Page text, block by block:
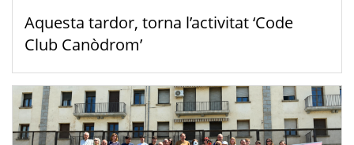
Aquesta tardor, torna l’activitat ‘Code
Club Canòdrom’